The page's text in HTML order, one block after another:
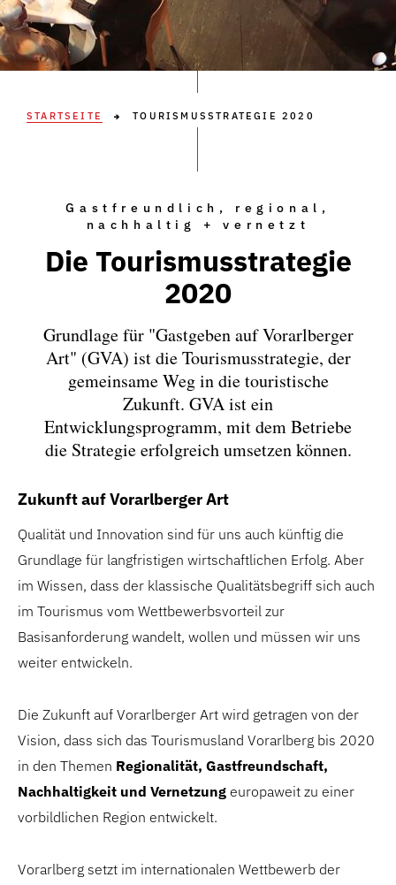
STARTSEITE TOURISMUSSTRATEGIE 2020
Gastfreundlich, regional,
nachhaltig + vernetzt
Die Tourismusstrategie
2020
Grundlage für "Gastgeben auf Vorarlberger
Art" (GVA) ist die Tourismusstrategie, der
gemeinsame Weg in die touristische
Zukunft. GVA ist ein
Entwicklungsprogramm, mit dem Betriebe
die Strategie erfolgreich umsetzen können.
Zukunft auf Vorarlberger Art
Qualität und Innovation sind für uns auch künftig die
Grundlage für langfristigen wirtschaftlichen Erfolg. Aber
im Wissen, dass der klassische Qualitätsbegriff sich auch
im Tourismus vom Wettbewerbsvorteil zur
Basisanforderung wandelt, wollen und müssen wir uns
weiter entwickeln.
Die Zukunft auf Vorarlberger Art wird getragen von der
Vision, dass sich das Tourismusland Vorarlberg bis 2020
in den Themen Regionalität, Gastfreundschaft,
Nachhaltigkeit und Vernetzung europaweit zu einer
vorbildlichen Region entwickelt.
Vorarlberg setzt im internationalen Wettbewerb der